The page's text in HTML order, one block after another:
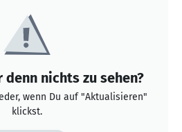
nichts zu sehen?
wenn Du auf "Aktualisieren"
klickst.